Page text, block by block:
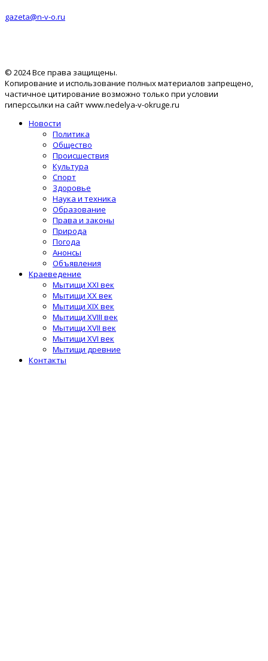
gazeta@n-v-o.ru
© 2024 Все права защищены.
Копирование и использование полных материалов запрещено,
частичное цитирование возможно только при условии
гиперссылки на сайт www.nedelya-v-okruge.ru
Новости
Политика
Общество
Происшествия
Культура
Спорт
Здоровье
Наука и техника
Образование
Права и законы
Природа
Погода
Анонсы
Объявления
Краеведение
Мытищи XXI век
Мытищи XX век
Мытищи XIX век
Мытищи XVIII век
Мытищи XVII век
Мытищи XVI век
Мытищи древние
Контакты